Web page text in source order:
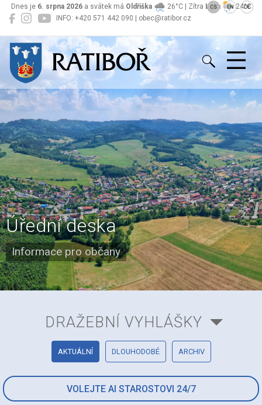
INFO: +420 571 442 090 | obec@ratibor.cz
Dnes je 6. srpna 2026a svátek má Oldřiška 26°C | Zítra Lada 24°C
CS EN DE
Ratiboř
Úřední deska
Informace pro občany
VOLEJTE AI STAROSTOVI 24/7
DRAŽEBNÍ VYHLÁŠKY
AKTUÁLNÍ DLOUHODOBÉ ARCHIV